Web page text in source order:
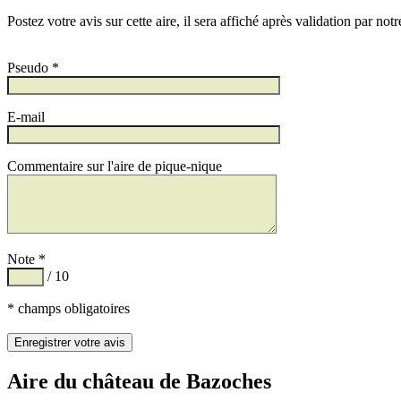
Postez votre avis sur cette aire, il sera affiché après validation par
Pseudo *
E-mail
Commentaire sur l'aire de pique-nique
Note *
/ 10
* champs obligatoires
Aire du château de Bazoches